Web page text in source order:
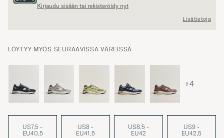
Kirjaudu sisään tai rekisteröidy nyt
Lisätietoja
LÖYTYY MYÖS SEURAAVISSA VÄREISSÄ
+4
US7,5 -
EU40,5
US8 -
EU41,5
US8,5 -
EU42
US9 -
EU42,5